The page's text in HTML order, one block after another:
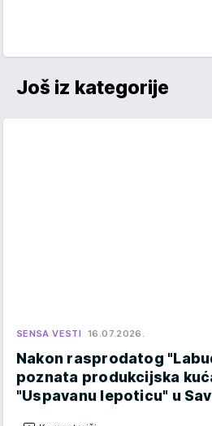
Još iz kategorije
SENSA VESTI 16.07.2026.
Nakon rasprodatog
poznata produkcijska
"Uspavanu lepoticu" u